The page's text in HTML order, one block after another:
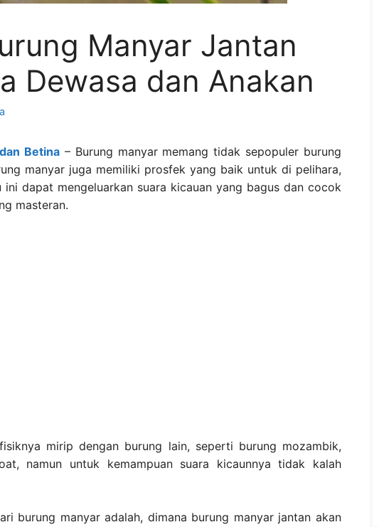
Manyar Jantan
Dewasa dan Anakan
Betina– Burung manyar memang tidak sepopuler burung
manyar juga memiliki prosfek yang baik untuk di pelihara,
ini dapat mengeluarkan suara kicauan yang bagus dan cocok
masteran.
mirip dengan burung lain, seperti burung mozambik,
namun untuk kemampuan suara kicaunnya tidak kalah
burung manyar adalah, dimana burung manyar jantan akan